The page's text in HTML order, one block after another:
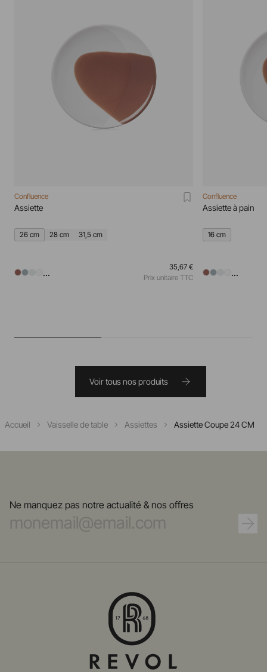
Confluence
Assiette
26 cm 28 cm 31,5 cm
...
35,67 €
Prix unitaire TTC
Confluence
Assiette à pain
16 cm
...
Voir tous nos produits
Accueil Vaisselle de table Assiettes Assiette Coupe 24 CM
Ne manquez pas notre actualité & nos offres